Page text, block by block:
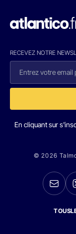
RECEVEZ NOTRE
En cliquant sur
© 2026